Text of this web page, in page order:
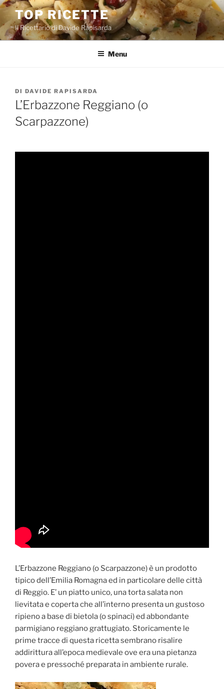
Salta
contenuto
TOP RICETTE
Il Ricettario di Davide Rapisarda
Menu
PUBBLICATO
IL
DI DAVIDE RAPISARDA
L’Erbazzone Reggiano (o
Scarpazzone)
L’Erbazzone Reggiano (o Scarpazzone) è un prodotto
tipico dell’Emilia Romagna ed in particolare delle città
di Reggio. E’ un piatto unico, una torta salata non
lievitata e coperta che all’interno presenta un gustoso
ripieno a base di bietola (o spinaci) ed abbondante
parmigiano reggiano grattugiato. Storicamente le
prime tracce di questa ricetta sembrano risalire
addirittura all’epoca medievale ove era una pietanza
povera e pressoché preparata in ambiente rurale.